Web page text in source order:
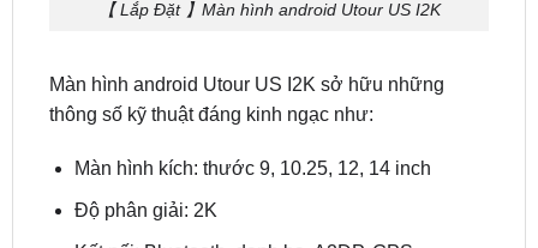
Màn hình android Utour US I2K sở hữu những
Màn hình kích: thước 9, 10.25, 12, 14 inch